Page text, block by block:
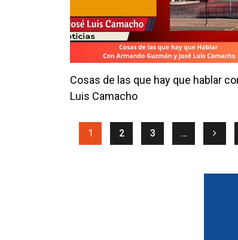
Cosas de las que hay que hablar
Luis Camacho
1 (current)
2 3 …